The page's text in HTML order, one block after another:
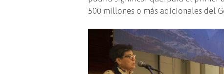
500 millones o más adicionales del